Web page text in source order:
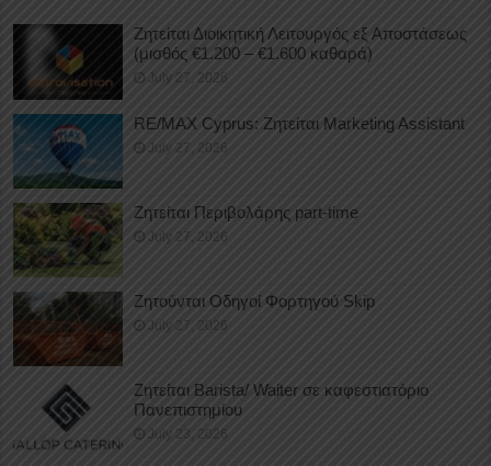
Ζητείται Διοικητική Λειτουργός εξ Αποστάσεως
(μισθός €1.200 – €1.600 καθαρά)
July 27, 2026
RE/MAX Cyprus: Ζητείται Marketing Assistant
July 27, 2026
Ζητείται Περιβολάρης part-time
July 27, 2026
Ζητούνται Οδηγοί Φορτηγού Skip
July 27, 2026
Ζητείται Barista/ Waiter σε καφεστιατόριο
Πανεπιστημίου
July 23, 2026